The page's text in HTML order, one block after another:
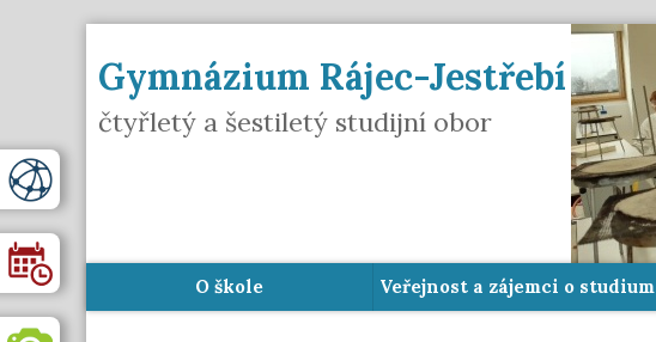
Gymnázium Rájec-Jestřebí
čtyřletý a šestiletý studijní obor
O škole Veřejnost a zájemci o studium